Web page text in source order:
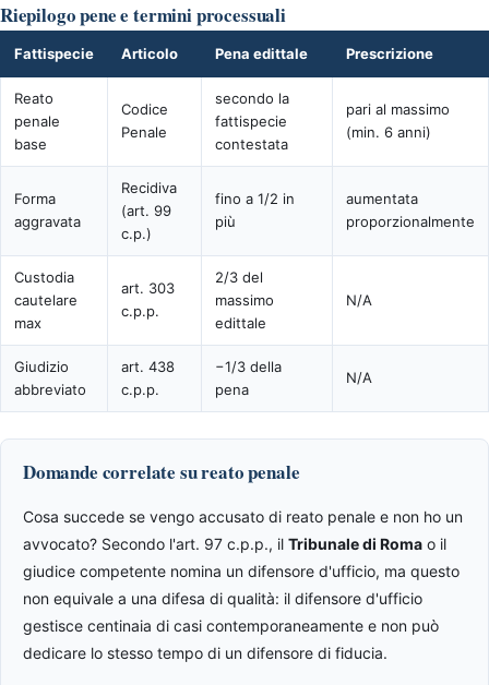
Riepilogo pene e termini processuali
Fattispecie Articolo Pena edittale Prescrizione
Reato
penale
base
Codice
Penale
secondo la
fattispecie
contestata
pari al massimo
(min. 6 anni)
Forma
aggravata
Recidiva
(art. 99
c.p.)
fino a 1/2 in
più
aumentata
proporzionalmente
Custodia
cautelare
max
art. 303
c.p.p.
2/3 del
massimo
edittale
N/A
Giudizio
abbreviato
art. 438
c.p.p.
−1/3 della
pena
N/A
Domande correlate su reato penale
Cosa succede se vengo accusato di reato penale e non ho un
avvocato? Secondo l'art. 97 c.p.p., il Tribunale di Roma o il
giudice competente nomina un difensore d'ufficio, ma questo
non equivale a una difesa di qualità: il difensore d'ufficio
gestisce centinaia di casi contemporaneamente e non può
dedicare lo stesso tempo di un difensore di fiducia.